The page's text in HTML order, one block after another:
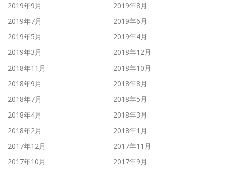
2019年9月
2019年8月
2019年7月
2019年6月
2019年5月
2019年4月
2019年3月
2018年12月
2018年11月
2018年10月
2018年9月
2018年8月
2018年7月
2018年5月
2018年4月
2018年3月
2018年2月
2018年1月
2017年12月
2017年11月
2017年10月
2017年9月